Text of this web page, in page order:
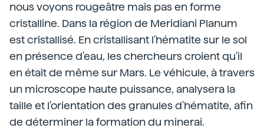
nous voyons rougeâtre mais pas en forme
cristalline. Dans la région de Meridiani Planum
est cristallisé. En cristallisant l'hématite sur le sol
en présence d'eau, les chercheurs croient qu'il
en était de même sur Mars. Le véhicule, à travers
un microscope haute puissance, analysera la
taille et l'orientation des granules d'hématite, afin
de déterminer la formation du minerai.